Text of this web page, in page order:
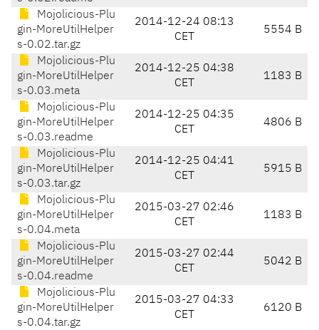
Mojolicious-Plu
gin-MoreUtilHelper
s-0.02.tar.gz
2014-12-24 08:13
CET
5554 B
Mojolicious-Plu
gin-MoreUtilHelper
s-0.03.meta
2014-12-25 04:38
CET
1183 B
Mojolicious-Plu
gin-MoreUtilHelper
s-0.03.readme
2014-12-25 04:35
CET
4806 B
Mojolicious-Plu
gin-MoreUtilHelper
s-0.03.tar.gz
2014-12-25 04:41
CET
5915 B
Mojolicious-Plu
gin-MoreUtilHelper
s-0.04.meta
2015-03-27 02:46
CET
1183 B
Mojolicious-Plu
gin-MoreUtilHelper
s-0.04.readme
2015-03-27 02:44
CET
5042 B
Mojolicious-Plu
gin-MoreUtilHelper
s-0.04.tar.gz
2015-03-27 04:33
CET
6120 B